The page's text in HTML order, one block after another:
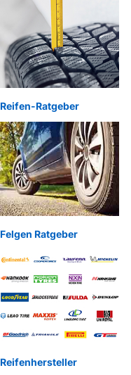
Reifen-Ratgeber
Felgen Ratgeber
Reifenhersteller